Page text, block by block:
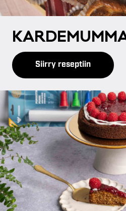
Siirry reseptiin